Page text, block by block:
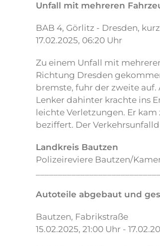
Unfall mit mehreren
BAB 4, Görlitz - Dresden,
17.02.2025, 06:20 Uhr
Zu einem Unfall mit
Richtung Dresden
bremste, fuhr der zweite
Lenker dahinter krachte ins
leichte Verletzungen. Er
beziffert. Der
Landkreis Bautzen
Polizeireviere Bautzen/
Autoteile abgebaut und
Bautzen, Fabrikstraße
15.02.2025, 21:00 Uhr -